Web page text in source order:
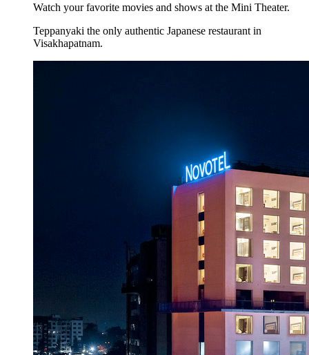
Watch your favorite movies and shows at the Mini Theater.
Teppanyaki the only authentic Japanese restaurant in
Visakhapatnam.